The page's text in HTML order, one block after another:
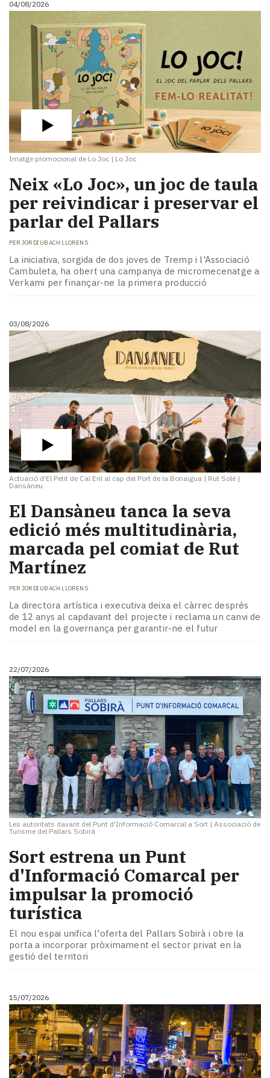
i
turisme
Cultura
Esports
mitjans
El
temps
Reportatges
Entrevistes
Enquestes
A
escena!
Dis
la
teva!
Subscriptors
La
Pallars
Contingut
patrocinat
més
llegit...
Editorial
04/08/2026
Imatge promocional de Lo Joc | Lo Joc
​Neix «Lo Joc», un joc de taula
per reivindicar i preservar el
parlar del Pallars
PER JORDI UBACH LLORENS
La iniciativa, sorgida de dos joves de Tremp i l'Associació
Cambuleta, ha obert una campanya de micromecenatge a
Verkami per finançar-ne la primera producció
03/08/2026
Actuació d'El Petit de Cal Eril al cap del Port de la Bonaigua | Rut Solé |
Dansàneu
​El Dansàneu tanca la seva
edició més multitudinària,
marcada pel comiat de Rut
Martínez
PER JORDI UBACH LLORENS
La directora artística i executiva deixa el càrrec després
de 12 anys al capdavant del projecte i reclama un canvi de
model en la governança per garantir-ne el futur
22/07/2026
Les autoritats davant del Punt d'Informació Comarcal a Sort | Associació de
Turisme del Pallars Sobirà
Sort estrena un Punt
d'Informació Comarcal per
impulsar la promoció
turística
El nou espai unifica l'oferta del Pallars Sobirà i obre la
porta a incorporar pròximament el sector privat en la
gestió del territori
15/07/2026